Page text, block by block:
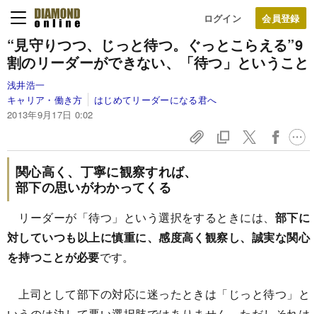
ログイン
“見守りつつ、じっと待つ。ぐっとこらえる”9
割のリーダーができない、「待つ」ということ
浅井浩一
キャリア・働き方
はじめてリーダーになる君へ
2013年9月17日 0:02
関心高く、丁寧に観察すれば、
部下の思いがわかってくる
リーダーが「待つ」という選択をするときには、 部下に
対していつも以上に慎重に、感度高く観察し、誠実な関心
を持つことが必要です。
上司として部下の対応に迷ったときは「じっと待つ」と